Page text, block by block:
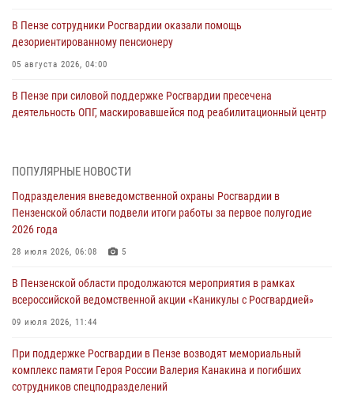
В Пензе сотрудники Росгвардии оказали помощь
дезориентированному пенсионеру
05 августа 2026, 04:00
В Пензе при силовой поддержке Росгвардии пресечена
деятельность ОПГ, маскировавшейся под реабилитационный центр
работы за первое полугодие 2026 года
Росгвардия обеспечила безопасность праздничных мероприятий в
1
В Пензе сотрудники Росгвардии задержали мужчину, который
дома
03 августа 2026, 05:59
ПОПУЛЯРНЫЕ НОВОСТИ
Подразделения вневедомственной охраны Росгвардии в
Пензенской области подвели итоги работы за первое полугодие
2026 года
28 июля 2026, 06:08 5
В Пензенской области продолжаются мероприятия в рамках
всероссийской ведомственной акции «Каникулы с Росгвардией»
09 июля 2026, 11:44
При поддержке Росгвардии в Пензе возводят мемориальный
комплекс памяти Героя России Валерия Канакина и погибших
сотрудников спецподразделений